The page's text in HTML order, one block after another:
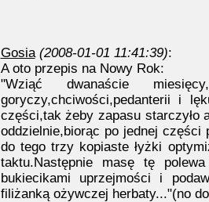
Gosia (2008-01-01 11:41:39):
A oto przepis na Nowy Rok:
"Wziąć dwanaście
goryczy,chciwości,pedanterii i
części,tak żeby zapasu starczyło
oddzielnie,biorąc po jednej części
do tego trzy kopiaste łyżki
taktu.Następnie masę tę
bukiecikami uprzejmości i
filiżanką ożywczej herbaty..."(no